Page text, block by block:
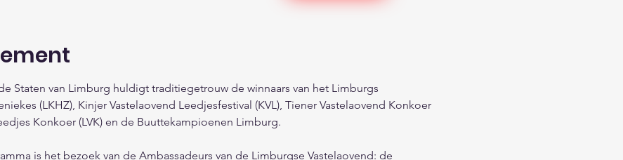
Staten van Limburg huldigt traditiegetrouw de winnaars van het Limburgs
(LKHZ), Kinjer Vastelaovend Leedjesfestival (KVL), Tiener Vastelaovend Konkoer
Konkoer (LVK) en de Buuttekampioenen Limburg.
is het bezoek van de Ambassadeurs van de Limburgse Vastelaovend: de